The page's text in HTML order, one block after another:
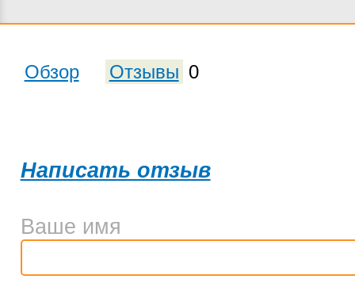
Обзор Отзывы 0
Написать отзыв
Ваше имя